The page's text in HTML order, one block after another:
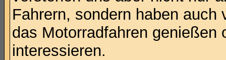
Fahrern, sondern haben
das Motorradfahren genießen
interessieren.